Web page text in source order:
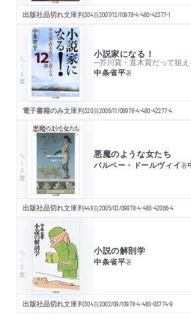
出版社品切れ文庫判304頁2007/12/10978-4-480-42377-1
ちくま文庫 小説家になる！
─芥川賞・直木賞だって狙
中条省平著
電子書籍のみ文庫判320頁2006/11/08978-4-480-42277-4
ちくま文庫 悪魔のような女たち
バルベー・ドールヴィイ著
出版社品切れ文庫判448頁2005/03/09978-4-480-42066-4
ちくま文庫 小説の解剖学
中条省平著
出版社品切れ文庫判304頁2002/09/10978-4-480-03774-9